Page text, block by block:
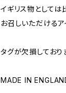
イギリス物として
お召しいただけるア
タグが欠損しており
MADE IN